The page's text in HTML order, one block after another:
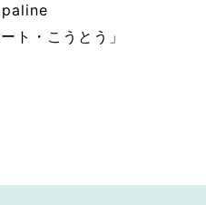
ト・こうとう」